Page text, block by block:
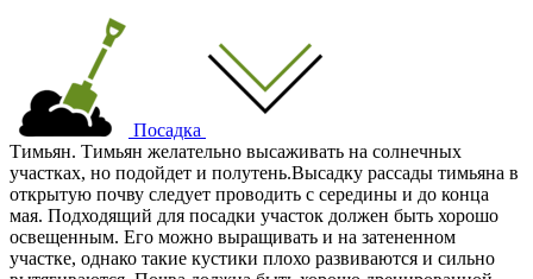
Посадка
Тимьян. Тимьян желательно высаживать на солнечных
участках, но подойдет и полутень.Высадку рассады тимьяна в
открытую почву следует проводить с середины и до конца
мая. Подходящий для посадки участок должен быть хорошо
освещенным. Его можно выращивать и на затененном
участке, однако такие кустики плохо развиваются и сильно